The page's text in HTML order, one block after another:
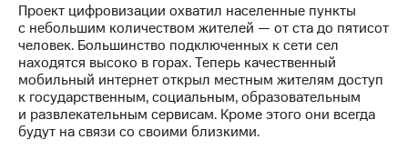
Интервью
Финансовая
отчетность
Контакты
Новости
Проект цифровизации охватил населенные пункты
с небольшим количеством жителей — от ста до пятисот
человек. Большинство подключенных к сети сел
находятся высоко в горах. Теперь качественный
мобильный интернет открыл местным жителям доступ
к государственным, социальным, образовательным
и развлекательным сервисам. Кроме этого они всегда
будут на связи со своими близкими.